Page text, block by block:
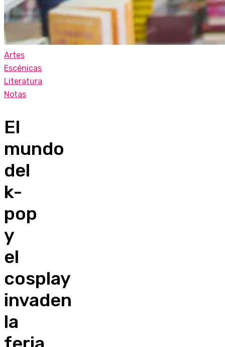
Artes
Escénicas
Literatura
Notas
El
mundo
del
k-
pop
y
el
cosplay
invaden
la